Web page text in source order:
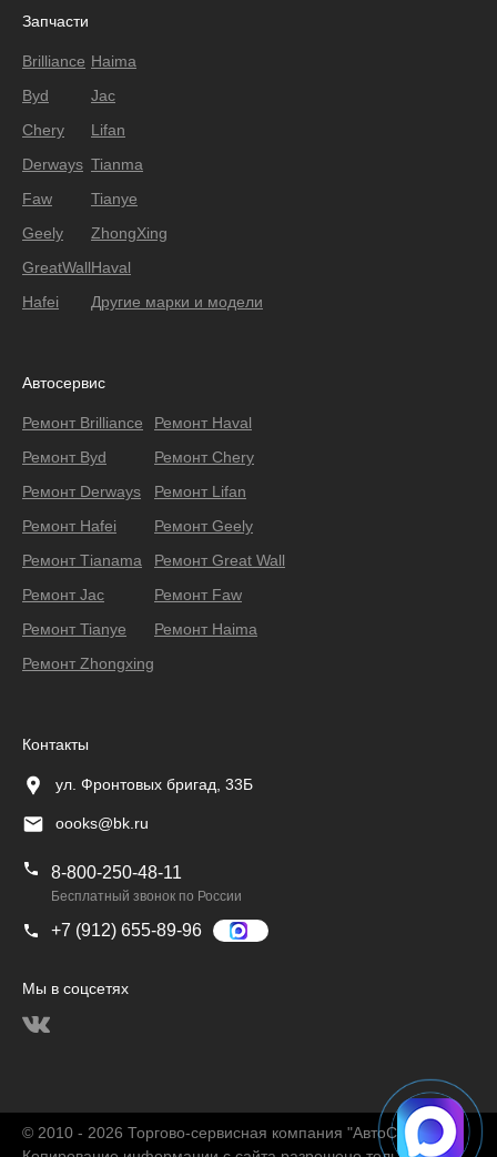
Запчасти
Brilliance
Byd
Chery
Derways
Faw
Geely
GreatWall
Hafei
Haima
Jac
Lifan
Tianma
Tianye
ZhongXing
Haval
Другие марки и модели
Автосервис
Ремонт Brilliance
Ремонт Byd
Ремонт Derways
Ремонт Hafei
Ремонт Тianama
Ремонт Jac
Ремонт Tianye
Ремонт Zhongxing
Ремонт Haval
Ремонт Chery
Ремонт Lifan
Ремонт Geely
Ремонт Great Wall
Ремонт Faw
Ремонт Haima
Контакты
ул. Фронтовых бригад, 33Б
oooks@bk.ru
8-800-250-48-11
Бесплатный звонок по России
+7 (912) 655-89-96
Мы в соцсетях
© 2010 - 2026 Торгово-сервисная компания "АвтоChina"